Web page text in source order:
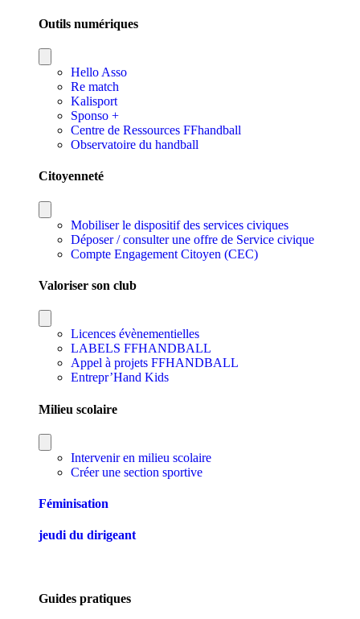
Outils numériques
Hello Asso
Re match
Kalisport
Sponso +
Centre de Ressources FFhandball
Observatoire du handball
Citoyenneté
Mobiliser le dispositif des services civiques
Déposer / consulter une offre de Service civique
Compte Engagement Citoyen (CEC)
Valoriser son club
Licences évènementielles
LABELS FFHANDBALL
Appel à projets FFHANDBALL
Entrepr’Hand Kids
Milieu scolaire
Intervenir en milieu scolaire
Créer une section sportive
Féminisation
jeudi du dirigeant
Guides pratiques